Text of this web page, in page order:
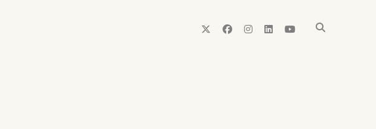
twitter facebookinstagram
linkedinyoutube